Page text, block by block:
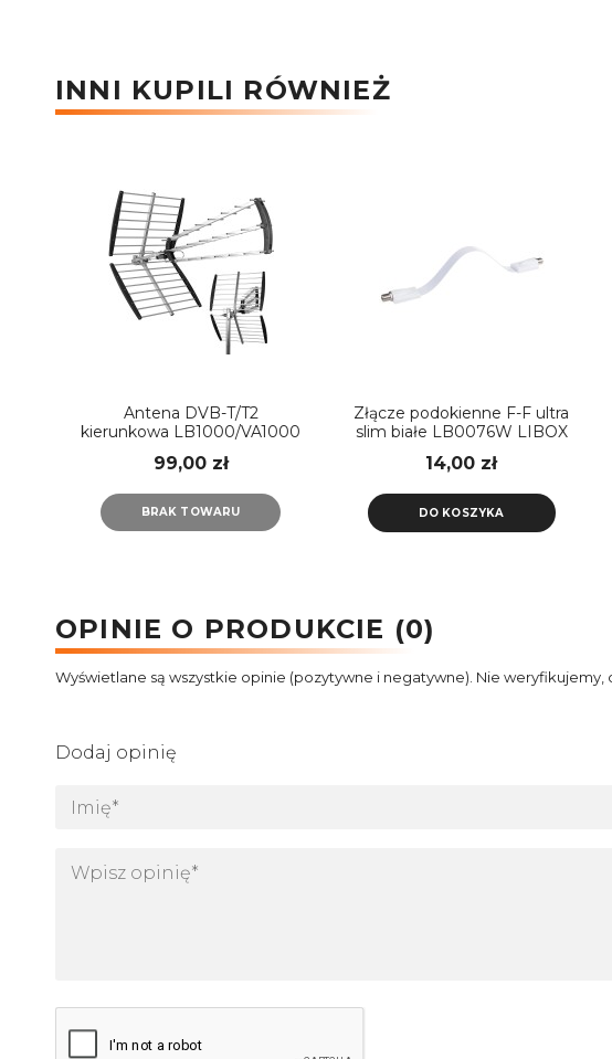
INNI KUPILI RÓWNIEŻ
Antena DVB-T/T2
kierunkowa LB1000/VA1000
99,00 zł
BRAK TOWARU
Złącze podokienne F-F ultra
slim białe LB0076W LIBOX
14,00 zł
DO KOSZYKA
OPINIE O PRODUKCIE (0)
Wyświetlane są wszystkie opinie (pozytywne i negatywne). Nie
Dodaj opinię